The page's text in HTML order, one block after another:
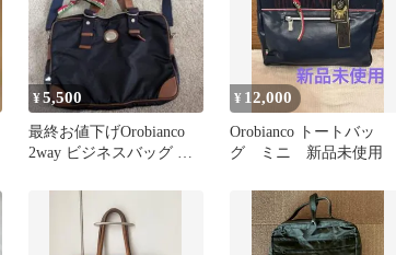
¥5,500
最終お値下げOrobianco
2way ビジネスバッグ ブ
¥ 12,000
Orobianco トートバッ
グ ミニ 新品未使用